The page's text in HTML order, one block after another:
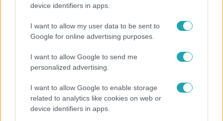
device identifiers in apps.
I want to allow my user data to be sent to
Google for online advertising purposes.
I want to allow Google to send me
personalized advertising.
I want to allow Google to enable storage
related to analytics like cookies on web or
device identifiers in apps.
A Jólvanezígy műsorvezetője azt állította, hogy megverte
válogatott meccse után. Az rtl.hu-nak a volt jobbikos
politikus azt mondta, „sajnos” nem került sor erőszakra. A
képviselő nem tervezi, hogy lemond mandátumáról.